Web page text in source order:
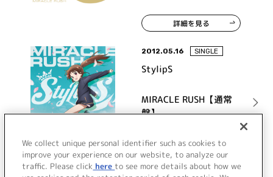
詳細を見る
2012.05.16 SINGLE
StylipS
MIRACLE RUSH【通常
盤】
詳細を見る
We collect unique personal identifier such as cookies to
improve your experience on our website, to analyze our
traffic. Please click here to see more details about how we